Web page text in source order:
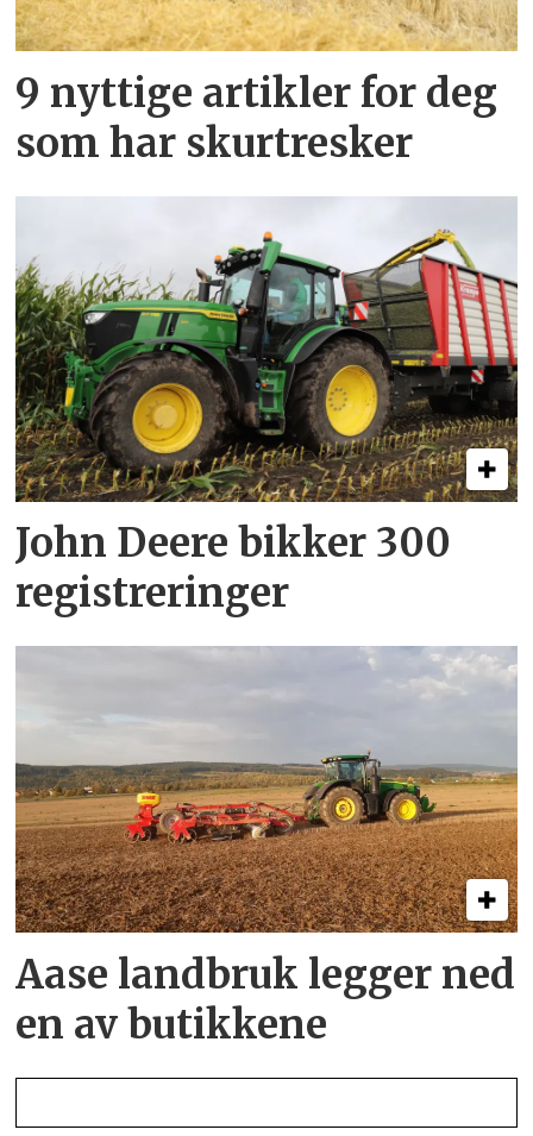
9 nyttige artikler for deg
som har skurtresker
John Deere bikker 300
registreringer
Aase landbruk legger ned
en av butikkene